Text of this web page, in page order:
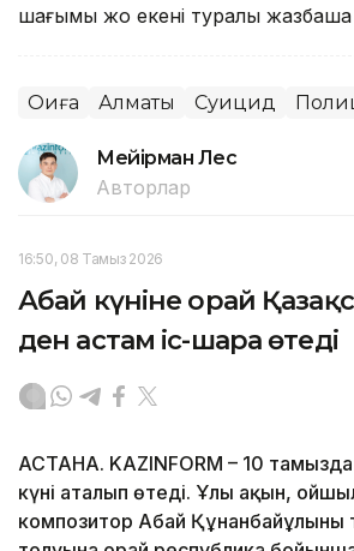
шағымы жоқ екені туралы жазбаша
Оқиға Алматы Суицид
Мейірман Лес
Авторлар
16:50, 08 Тамыз 2026
Абай күніне орай
ден астам іс-шара өтеді
АСТАНА. KAZINFORM – 10 тамызда
күні аталып өтеді. Ұлы ақын,
композитор Абай Құнанбайұлының